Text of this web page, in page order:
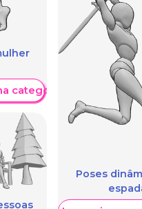
categoria
Poses